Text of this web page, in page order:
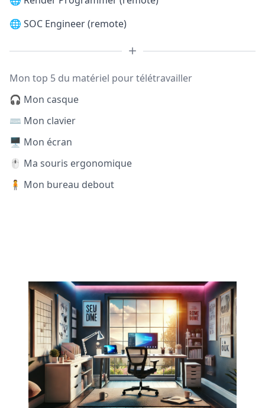
🌐 SOC Engineer (remote)
Mon top 5 du matériel pour télétravailler
🎧 Mon casque
⌨️ Mon clavier
🖥️ Mon écran
🖱️ Ma souris ergonomique
🧍 Mon bureau debout